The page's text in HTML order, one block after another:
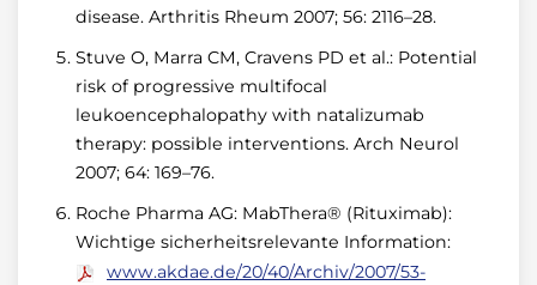
disease. Arthritis Rheum 2007; 56: 2116–28.
Stuve O, Marra CM, Cravens PD et al.: Potential
risk of progressive multifocal
leukoencephalopathy with natalizumab
therapy: possible interventions. Arch Neurol
2007; 64: 169–76.
Roche Pharma AG: MabThera® (Rituximab):
Wichtige sicherheitsrelevante Information:
www.akdae.de/20/40/Archiv/2007/53-